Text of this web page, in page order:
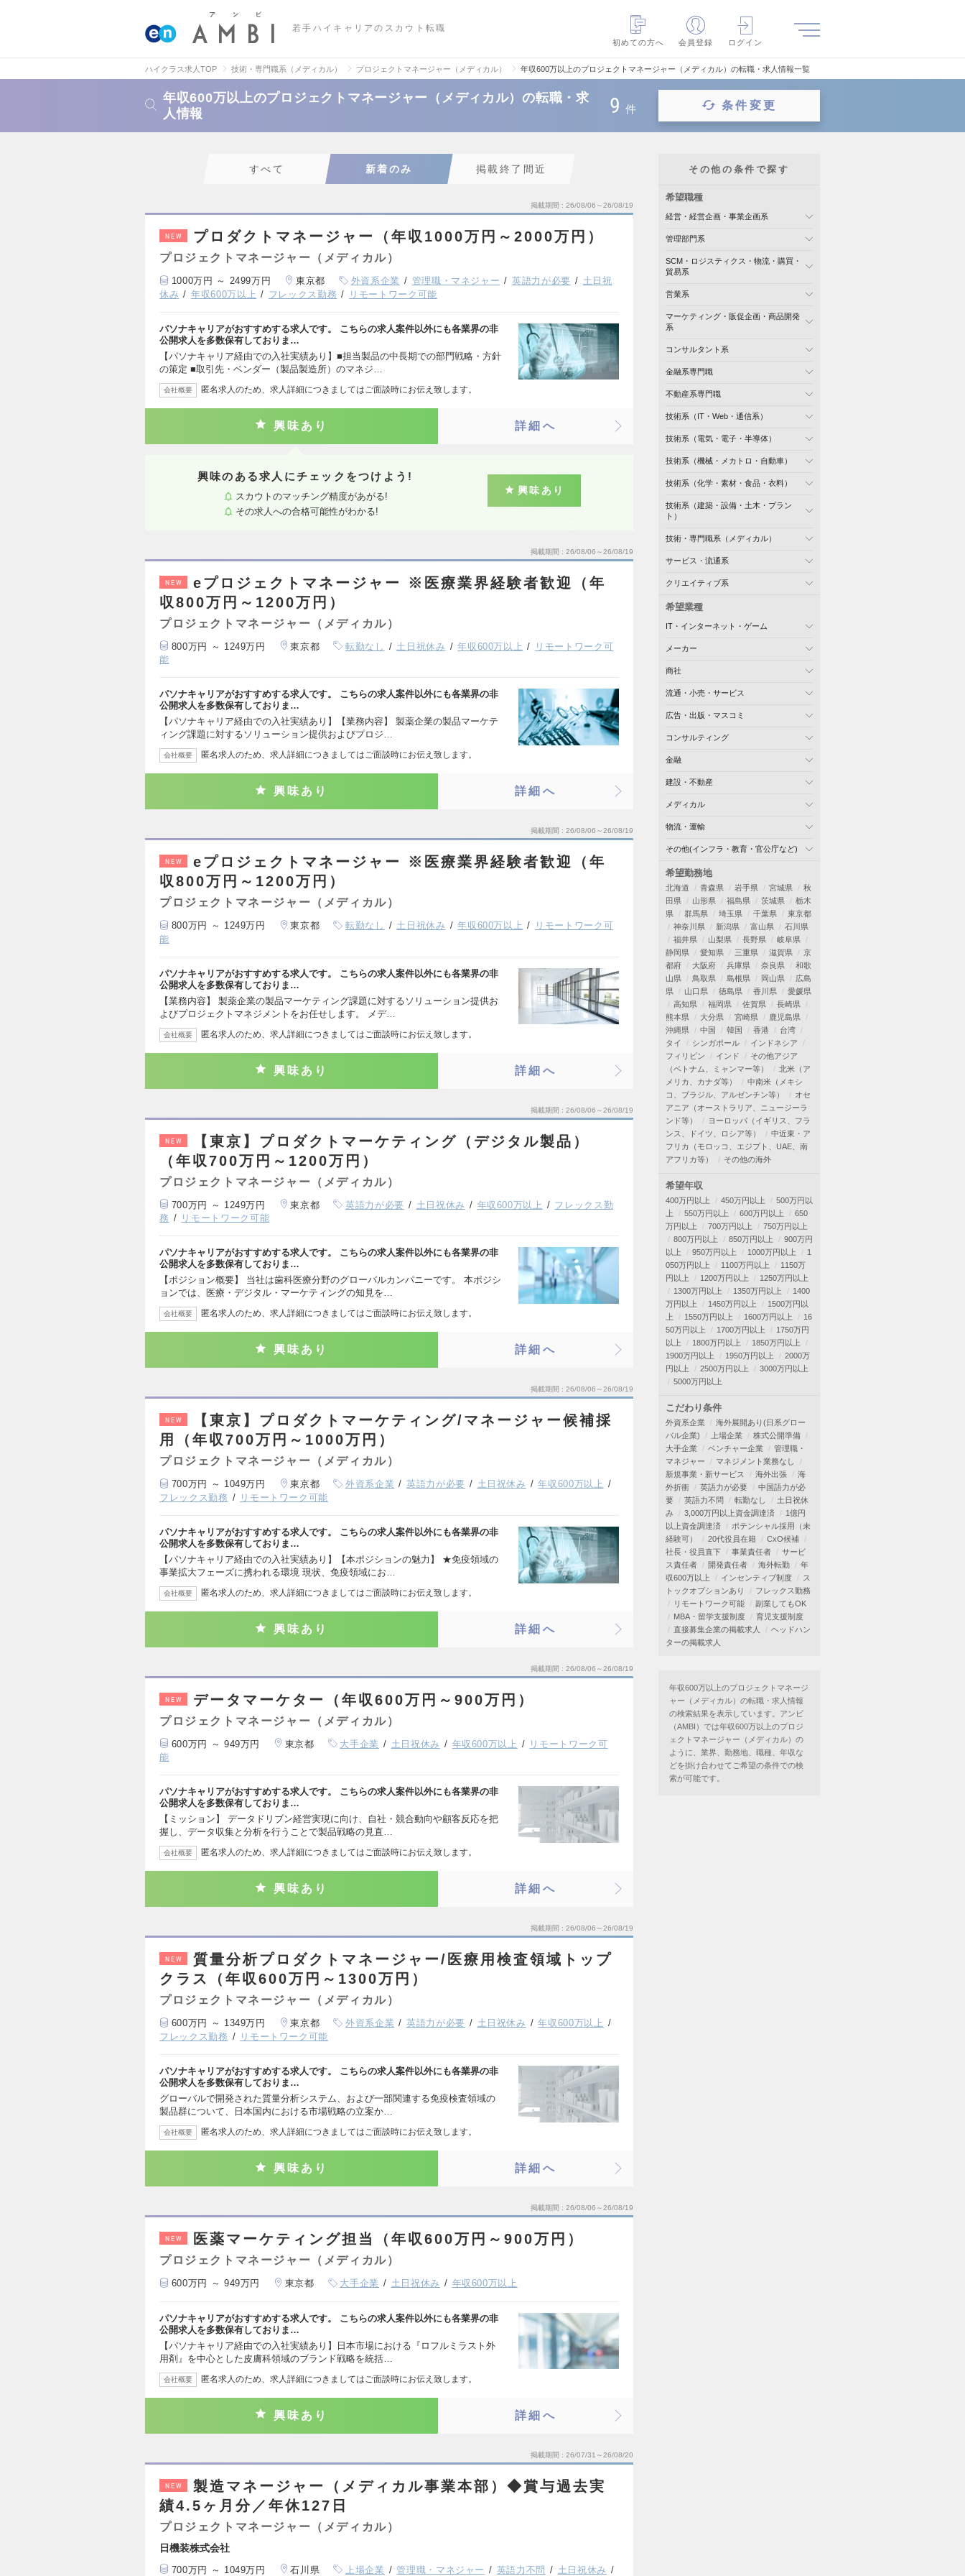
若手ハイキャリアのスカウト転職
初めての方へ
会員登録 ログイン
ハイクラス求人TOP 技術・専門職系（メディカル） プロジェクトマネージャー（メディカル） 年収600万以上のプロジェクトマネージャー（メディカル）の転職・求人情報一覧
年収600万以上のプロジェクトマネージャー（メディカル）の転職・求
人情報
9 件 条件変更
すべて 新着のみ 掲載終了間近
掲載期間 26/08/06～26/08/19
NEW プロダクトマネージャー（年収1000万円～2000万円）
プロジェクトマネージャー（メディカル）
1000万円 ～ 2499万円 東京都 外資系企業 管理職・マネジャー 英語力が必要
土日祝
休み
年収600万以上 フレックス勤務 リモートワーク可能
パソナキャリアがおすすめする求人です。 こちらの求人案件以外にも各業界の非
公開求人を多数保有しておりま…
【パソナキャリア経由での入社実績あり】■担当製品の中長期での部門戦略・方針
の策定 ■取引先・ベンダー（製品製造所）のマネジ…
会社概要 匿名求人のため、求人詳細につきましてはご面談時にお伝え致します。
興味あり 詳細へ
興味のある求人にチェックをつけよう!
スカウトのマッチング精度があがる!
その求人への合格可能性がわかる!
興味あり
掲載期間 26/08/06～26/08/19
NEW
eプロジェクトマネージャー ※医療業界経験者歓迎（年
収800万円～1200万円）
プロジェクトマネージャー（メディカル）
800万円 ～ 1249万円 東京都 転勤なし 土日祝休み 年収600万以上
リモートワーク可
能
パソナキャリアがおすすめする求人です。 こちらの求人案件以外にも各業界の非
公開求人を多数保有しておりま…
【パソナキャリア経由での入社実績あり】【業務内容】 製薬企業の製品マーケテ
ィング課題に対するソリューション提供およびプロジ…
会社概要 匿名求人のため、求人詳細につきましてはご面談時にお伝え致します。
興味あり 詳細へ
掲載期間 26/08/06～26/08/19
NEW
eプロジェクトマネージャー ※医療業界経験者歓迎（年
収800万円～1200万円）
プロジェクトマネージャー（メディカル）
800万円 ～ 1249万円 東京都 転勤なし 土日祝休み 年収600万以上
リモートワーク可
能
パソナキャリアがおすすめする求人です。 こちらの求人案件以外にも各業界の非
公開求人を多数保有しておりま…
【業務内容】 製薬企業の製品マーケティング課題に対するソリューション提供お
よびプロジェクトマネジメントをお任せします。 メデ…
会社概要 匿名求人のため、求人詳細につきましてはご面談時にお伝え致します。
興味あり 詳細へ
掲載期間 26/08/06～26/08/19
NEW
【東京】プロダクトマーケティング（デジタル製品）
（年収700万円～1200万円）
プロジェクトマネージャー（メディカル）
700万円 ～ 1249万円 東京都 英語力が必要 土日祝休み 年収600万以上
フレックス勤
務
リモートワーク可能
パソナキャリアがおすすめする求人です。 こちらの求人案件以外にも各業界の非
公開求人を多数保有しておりま…
【ポジション概要】 当社は歯科医療分野のグローバルカンパニーです。 本ポジシ
ョンでは、医療・デジタル・マーケティングの知見を…
会社概要 匿名求人のため、求人詳細につきましてはご面談時にお伝え致します。
興味あり 詳細へ
掲載期間 26/08/06～26/08/19
NEW
【東京】プロダクトマーケティング/マネージャー候補採
用（年収700万円～1000万円）
プロジェクトマネージャー（メディカル）
700万円 ～ 1049万円 東京都 外資系企業 英語力が必要 土日祝休み
年収600万以上
フレックス勤務
リモートワーク可能
パソナキャリアがおすすめする求人です。 こちらの求人案件以外にも各業界の非
公開求人を多数保有しておりま…
【パソナキャリア経由での入社実績あり】【本ポジションの魅力】 ★免疫領域の
事業拡大フェーズに携われる環境 現状、免疫領域にお…
会社概要 匿名求人のため、求人詳細につきましてはご面談時にお伝え致します。
興味あり 詳細へ
掲載期間 26/08/06～26/08/19
NEW データマーケター（年収600万円～900万円）
プロジェクトマネージャー（メディカル）
600万円 ～ 949万円 東京都 大手企業 土日祝休み 年収600万以上
リモートワーク可
能
パソナキャリアがおすすめする求人です。 こちらの求人案件以外にも各業界の非
公開求人を多数保有しておりま…
【ミッション】 データドリブン経営実現に向け、自社・競合動向や顧客反応を把
握し、データ収集と分析を行うことで製品戦略の見直…
会社概要 匿名求人のため、求人詳細につきましてはご面談時にお伝え致します。
興味あり 詳細へ
掲載期間 26/08/06～26/08/19
NEW
質量分析プロダクトマネージャー/医療用検査領域トップ
クラス（年収600万円～1300万円）
プロジェクトマネージャー（メディカル）
600万円 ～ 1349万円 東京都 外資系企業 英語力が必要 土日祝休み
年収600万以上
フレックス勤務
リモートワーク可能
パソナキャリアがおすすめする求人です。 こちらの求人案件以外にも各業界の非
公開求人を多数保有しておりま…
グローバルで開発された質量分析システム、および一部関連する免疫検査領域の
製品群について、日本国内における市場戦略の立案か…
会社概要 匿名求人のため、求人詳細につきましてはご面談時にお伝え致します。
興味あり 詳細へ
掲載期間 26/08/06～26/08/19
NEW 医薬マーケティング担当（年収600万円～900万円）
プロジェクトマネージャー（メディカル）
600万円 ～ 949万円 東京都 大手企業 土日祝休み 年収600万以上
パソナキャリアがおすすめする求人です。 こちらの求人案件以外にも各業界の非
公開求人を多数保有しておりま…
【パソナキャリア経由での入社実績あり】日本市場における『ロフルミラスト外
用剤』を中心とした皮膚科領域のブランド戦略を統括…
会社概要 匿名求人のため、求人詳細につきましてはご面談時にお伝え致します。
興味あり 詳細へ
掲載期間 26/07/31～26/08/20
NEW
製造マネージャー（メディカル事業本部）◆賞与過去実
績4.5ヶ月分／年休127日
プロジェクトマネージャー（メディカル）
日機装株式会社
700万円 ～ 1049万円 石川県 上場企業 管理職・マネジャー 英語力不問 土日祝休み
その他の条件で探す
希望職種
経営・経営企画・事業企画系
管理部門系
SCM・ロジスティクス・物流・購買・
貿易系
営業系
マーケティング・販促企画・商品開発
系
コンサルタント系
金融系専門職
不動産系専門職
技術系（IT・Web・通信系）
技術系（電気・電子・半導体）
技術系（機械・メカトロ・自動車）
技術系（化学・素材・食品・衣料）
技術系（建築・設備・土木・プラン
ト）
技術・専門職系（メディカル）
サービス・流通系
クリエイティブ系
希望業種
IT・インターネット・ゲーム
メーカー
商社
流通・小売・サービス
広告・出版・マスコミ
コンサルティング
金融
建設・不動産
メディカル
物流・運輸
その他(インフラ・教育・官公庁など)
希望勤務地
北海道 青森県 岩手県 宮城県
秋
田県
山形県 福島県 茨城県
栃木
県
群馬県 埼玉県 千葉県
東京都
神奈川県
新潟県 富山県
石川県
福井県
山梨県 長野県
岐阜県
静岡県
愛知県 三重県 滋賀県
京
都府
大阪府 兵庫県 奈良県
和歌
山県
鳥取県 島根県 岡山県
広島
県
山口県 徳島県 香川県
愛媛県
高知県
福岡県 佐賀県
長崎県
熊本県
大分県 宮崎県
鹿児島県
沖縄県
中国 韓国 香港
台湾
タイ
シンガポール
インドネシア
フィリピン
インド
その他アジア
（ベトナム、ミャンマー等）
北米（ア
メリカ、カナダ等）
中南米（メキシ
コ、ブラジル、アルゼンチン等）
オセ
アニア（オーストラリア、ニュージーラ
ンド等）
ヨーロッパ（イギリス、フラ
ンス、ドイツ、ロシア等）
中近東・ア
フリカ（モロッコ、エジプト、UAE、南
アフリカ等）
その他の海外
希望年収
400万円以上 450万円以上
500万円以
上
550万円以上 600万円以上
650
万円以上
700万円以上
750万円以上
800万円以上
850万円以上
900万円
以上
950万円以上 1000万円以上
1
050万円以上
1100万円以上
1150万
円以上
1200万円以上
1250万円以上
1300万円以上
1350万円以上
1400
万円以上
1450万円以上
1500万円以
上
1550万円以上 1600万円以上
16
50万円以上
1700万円以上
1750万円
以上
1800万円以上
1850万円以上
1900万円以上
1950万円以上
2000万
円以上
2500万円以上
3000万円以上
5000万円以上
こだわり条件
外資系企業
海外展開あり(日系グロー
バル企業)
上場企業
株式公開準備
大手企業
ベンチャー企業
管理職・
マネジャー
マネジメント業務なし
新規事業・新サービス
海外出張
海
外折衝
英語力が必要
中国語力が必
要
英語力不問 転勤なし
土日祝休
み
3,000万円以上資金調達済
1億円
以上資金調達済
ポテンシャル採用（未
経験可）
20代役員在籍
CxO候補
社長・役員直下
事業責任者
サービ
ス責任者
開発責任者 海外転勤
年
収600万以上
インセンティブ制度
ス
トックオプションあり
フレックス勤務
リモートワーク可能
副業してもOK
MBA・留学支援制度
育児支援制度
直接募集企業の掲載求人
ヘッドハン
ターの掲載求人
年収600万以上のプロジェクトマネージ
ャー（メディカル）の転職・求人情報
の検索結果を表示しています。アンビ
（AMBI）では年収600万以上のプロジ
ェクトマネージャー（メディカル）の
ように、業界、勤務地、職種、年収な
どを掛け合わせてご希望の条件での検
索が可能です。